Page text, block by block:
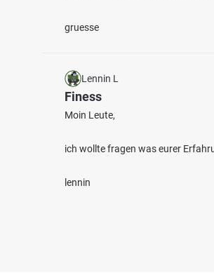
gruesse
Lennin L
Finess
Moin Leute,
ich wollte fragen was eurer
lennin